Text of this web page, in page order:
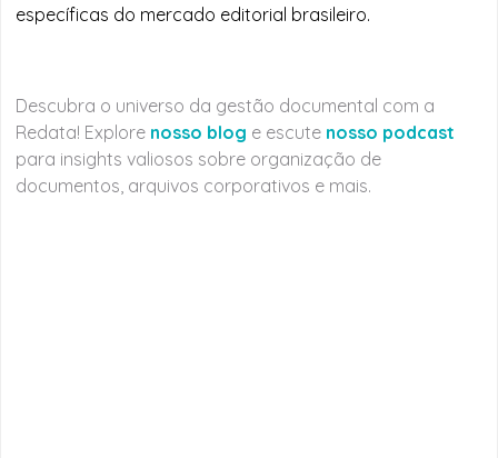
específicas do mercado editorial brasileiro.
Descubra o universo da gestão documental com a
Redata! Explore nosso blog e escute nosso podcast
para insights valiosos sobre organização de
documentos, arquivos corporativos e mais.